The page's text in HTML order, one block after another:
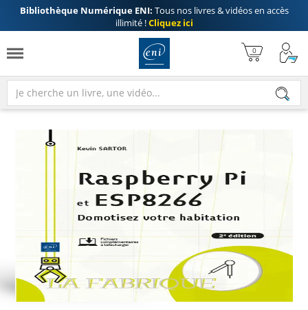
Bibliothèque Numérique ENI: Tous nos livres & vidéos en accès
illimité !Cliquez ici